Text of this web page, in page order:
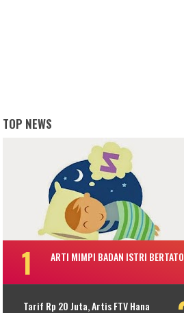
TOP NEWS
ARTI MIMPI BADAN ISTRI BERTATO
Tarif Rp 20 Juta, Artis FTV Hana